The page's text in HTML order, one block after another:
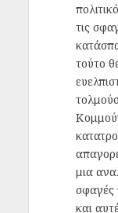
τις
τούτο
μια
σφαγές
και